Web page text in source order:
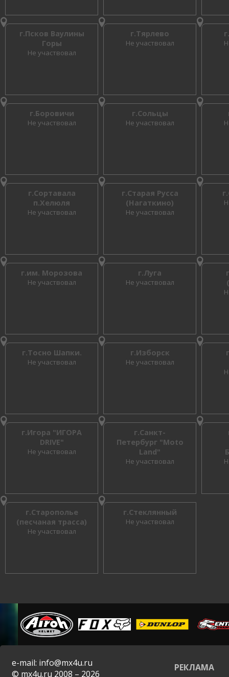
г.Псков Ваулины
Горы
Не участвовал
г.Тярлево
Не участвовал
г.Боровичи
Не участвовал
г.Сольцы
Не участвовал
г.Сортавала
п.Хелюля
Не участвовал
г.Старая Русса
(Нагаткино)
Не участвовал
г.им. Морозова
Не участвовал
г.Луга
Не участвовал
г.Тосно Шапки.
Не участвовал
г.Изборск
Не участвовал
г.Игора "ИГОРА
DRIVE"
Не участвовал
г.Санкт-
Петербург "Moto
Land"
Не участвовал
г.Старополье
(песчаная трасса)
Не участвовал
г.Стеклянный
Не участвовал
e-mail: info@mx4u.ru
© mx4u.ru 2008 – 2026
РЕКЛАМА